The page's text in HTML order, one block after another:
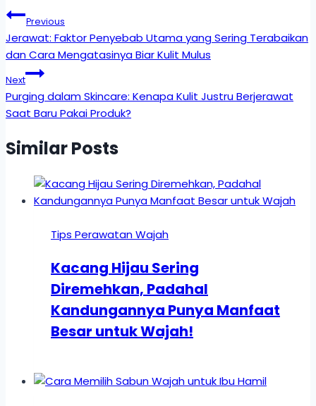
Previous
Jerawat: Faktor Penyebab Utama yang Sering Terabaikan
dan Cara Mengatasinya Biar Kulit Mulus
Next
Purging dalam Skincare: Kenapa Kulit Justru Berjerawat
Saat Baru Pakai Produk?
Similar Posts
Tips Perawatan Wajah
Kacang Hijau Sering
Diremehkan, Padahal
Kandungannya Punya Manfaat
Besar untuk Wajah!